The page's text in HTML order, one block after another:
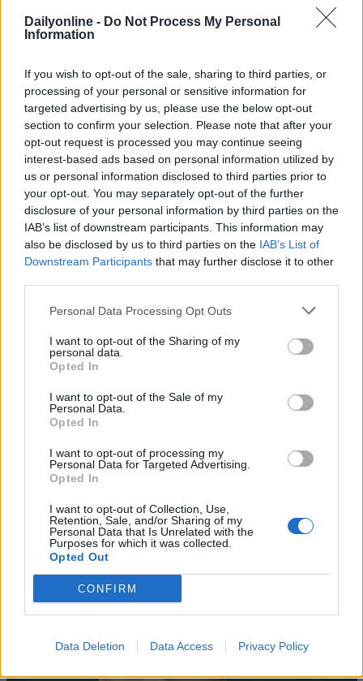
Dailyonline - Do Not Process My Personal
Information
If you wish to opt-out of the sale, sharing to third parties, or
processing of your personal or sensitive information for
targeted advertising by us, please use the below opt-out
section to confirm your selection. Please note that after your
opt-out request is processed you may continue seeing
interest-based ads based on personal information utilized by
us or personal information disclosed to third parties prior to
your opt-out. You may separately opt-out of the further
disclosure of your personal information by third parties on the
IAB’s list of downstream participants. This information may
also be disclosed by us to third parties on the IAB’s List of
Downstream Participants that may further disclose it to other
Personal Data Processing Opt Outs
I want to opt-out of the Sharing of my
personal data.
Opted In
I want to opt-out of the Sale of my
Personal Data.
Opted In
I want to opt-out of processing my
Personal Data for Targeted Advertising.
Opted In
I want to opt-out of Collection, Use,
Retention, Sale, and/or Sharing of my
Personal Data that Is Unrelated with the
Purposes for which it was collected.
Opted Out
CONFIRM
Data Deletion Data Access Privacy Policy
MERGER & ACQUISITION
BRAND MARKETING
Altri articoli che potrebbero piacerti
AZIENDE E MERCATI
Dal lusso circolare all’intelligenza artificiale: come
Lenush Saf costruisce un ecosistema tra creatività,
impresa e musica